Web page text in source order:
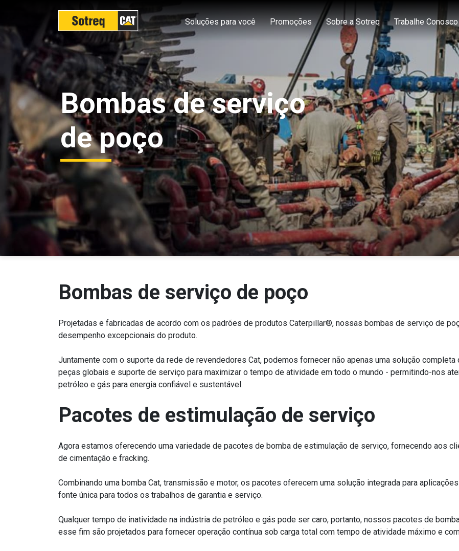
Soluções para você Promoções Sobre a Sotreq Trabalhe Conosco
Bombas de serviço
de poço
Bombas de serviço de poço
Projetadas e fabricadas de acordo com os padrões de produtos Caterpillar®, nossas bombas de serviço de
desempenho excepcionais do produto.
Juntamente com o suporte da rede de revendedores Cat, podemos fornecer não apenas uma solução
peças globais e suporte de serviço para maximizar o tempo de atividade em todo o mundo - permitindo-nos
petróleo e gás para energia confiável e sustentável.
Pacotes de estimulação de serviço
Agora estamos oferecendo uma variedade de pacotes de bomba de estimulação de serviço, fornecendo aos
de cimentação e fracking.
Combinando uma bomba Cat, transmissão e motor, os pacotes oferecem uma solução integrada para
fonte única para todos os trabalhos de garantia e serviço.
Qualquer tempo de inatividade na indústria de petróleo e gás pode ser caro, portanto, nossos pacotes de
esse fim são projetados para fornecer operação contínua sob carga total com tempo de atividade máximo e